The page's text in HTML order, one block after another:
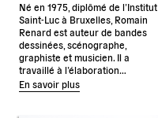
Né en 1975, diplômé de l’Institut
Saint-Luc à Bruxelles, Romain
Renard est auteur de bandes
dessinées, scénographe,
graphiste et musicien. Il a
travaillé à l’élaboration…
En savoir plus